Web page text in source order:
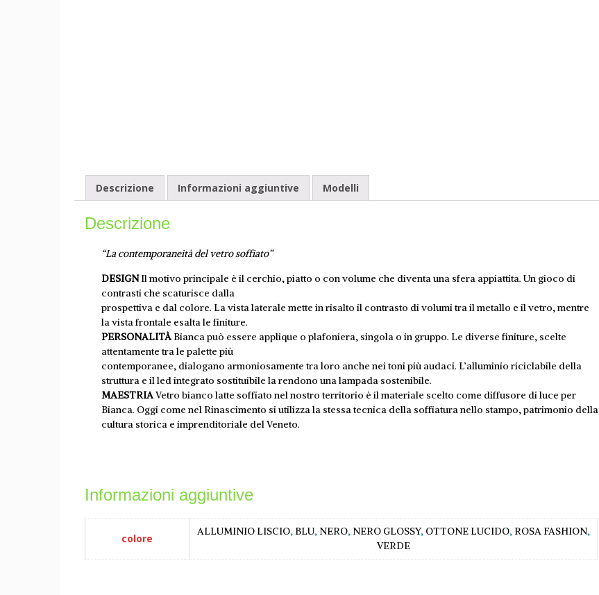
Descrizione Informazioni aggiuntive Modelli
Descrizione
“La contemporaneità del vetro soffiato”
DESIGNIl motivo principale è il cerchio, piatto o con volume che diventa una sfera appiattita. Un gioco di
contrasti che scaturisce dalla
prospettiva e dal colore. La vista laterale mette in risalto il contrasto di volumi tra il metallo e il vetro, mentre
la vista frontale esalta le finiture.
PERSONALITÀBianca può essere applique o plafoniera, singola o in gruppo. Le diverse finiture, scelte
attentamente tra le palette più
contemporanee, dialogano armoniosamente tra loro anche nei toni più audaci. L’alluminio riciclabile della
struttura e il led integrato sostituibile la rendono una lampada sostenibile.
MAESTRIAVetro bianco latte soffiato nel nostro territorio è il materiale scelto come diffusore di luce per
Bianca. Oggi come nel Rinascimento si utilizza la stessa tecnica della soffiatura nello stampo, patrimonio della
cultura storica e imprenditoriale del Veneto.
Informazioni aggiuntive
colore
ALLUMINIO LISCIO, BLU, NERO, NERO GLOSSY, OTTONE LUCIDO, ROSA FASHION,
VERDE